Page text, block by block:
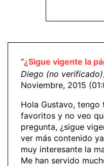
“¿Sigue vigente la
Diego (no verificado)
Noviembre, 2015
Hola Gustavo, tengo
favoritos y no veo
pregunta, ¿sigue
ver más contenido
muy interesante la
Me han servido